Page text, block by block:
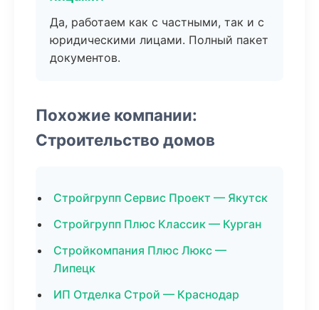
Да, работаем как с частными, так и с
юридическими лицами. Полный пакет
документов.
Похожие компании:
Строительство домов
Стройгрупп Сервис Проект — Якутск
Стройгрупп Плюс Классик — Курган
Стройкомпания Плюс Люкс —
Липецк
ИП Отделка Строй — Краснодар